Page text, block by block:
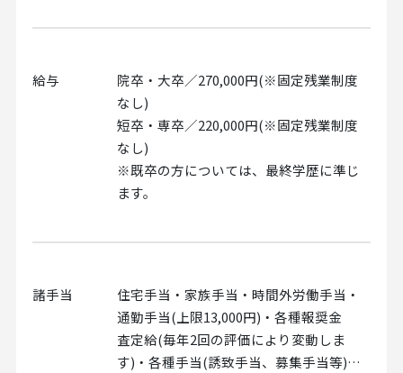
給与
院卒・大卒／270,000円(※固定残業制度
なし)
短卒・専卒／220,000円(※固定残業制度
なし)
※既卒の方については、最終学歴に準じ
ます。
諸手当
住宅手当・家族手当・時間外労働手当・
通勤手当(上限13,000円)・各種報奨金
査定給(毎年2回の評価により変動しま
す)・各種手当(誘致手当、募集手当等)…